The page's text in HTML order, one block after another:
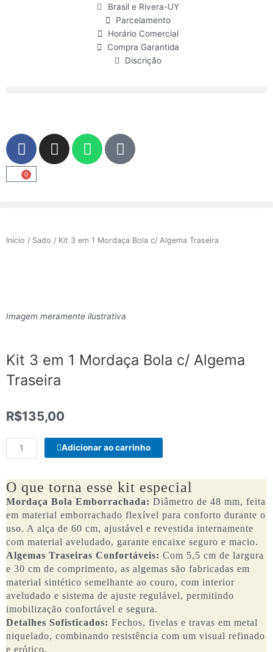
Brasil e Rivera-UY
Parcelamento
Horário Comercial
Compra Garantida
Discrição
F
a
c
e
o
k
I
n
r
a
W
h
p
U
s
0
Carrinho
Início / Sado / Kit 3 em 1 Mordaça Bola c/ Algema Traseira
Imagem meramente ilustrativa
Kit 3 em 1 Mordaça Bola c/ Algema
Traseira
R$135,00
3
1
Mordaça
Traseira
quantidade
Adicionar ao carrinho
O que torna esse kit especial
Mordaça Bola Emborrachada: Diâmetro de 48 mm, feita
em material emborrachado flexível para conforto durante o
uso. A alça de 60 cm, ajustável e revestida internamente
com material aveludado, garante encaixe seguro e macio.
Algemas Traseiras Confortáveis: Com 5,5 cm de largura
e 30 cm de comprimento, as algemas são fabricadas em
material sintético semelhante ao couro, com interior
aveludado e sistema de ajuste regulável, permitindo
imobilização confortável e segura.
Detalhes Sofisticados: Fechos, fivelas e travas em metal
niquelado, combinando resistência com um visual refinado
e erótico.